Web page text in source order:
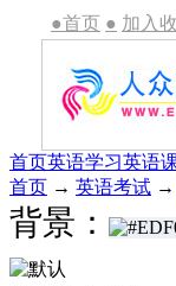
●首页 ● 加入
首页英语学习英语
首页 → 英语考试 →
背景：